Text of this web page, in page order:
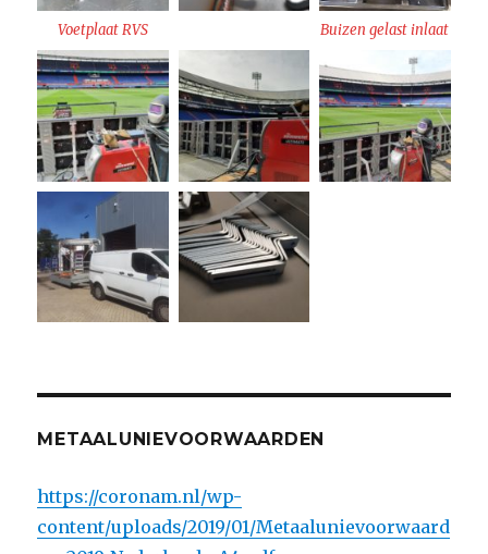
Voetplaat RVS Buizen gelast inlaat
METAALUNIEVOORWAARDEN
https://coronam.nl/wp-
content/uploads/2019/01/Metaalunievoorwaard